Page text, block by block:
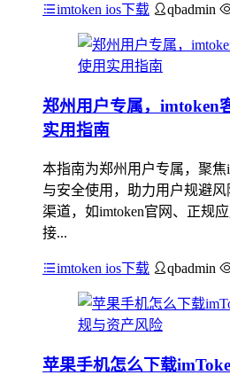
imtoken ios下载 qbadmin
郑州用户专属，imtoken
实用指南
本指南为郑州用户专属，聚
与安全使用，助力用户规避
渠道，如imtoken官网、正规
接...
imtoken ios下载 qbadmin
苹果手机怎么下载